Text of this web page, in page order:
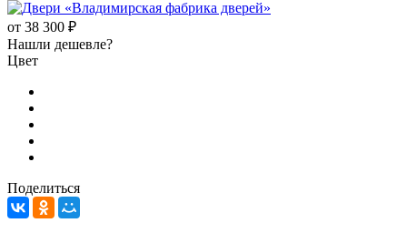
от 38 300 ₽
Нашли дешевле?
Цвет
Поделиться